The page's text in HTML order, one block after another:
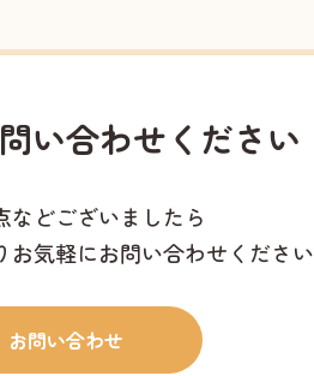
い合わせください
などございましたら
お気軽にお問い合わせください
お問い合わせ